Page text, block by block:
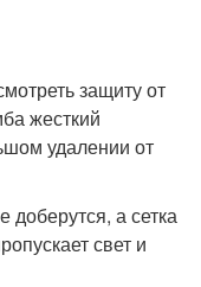
защиту от
жесткий
удалении от
доберутся, а сетка
свет и